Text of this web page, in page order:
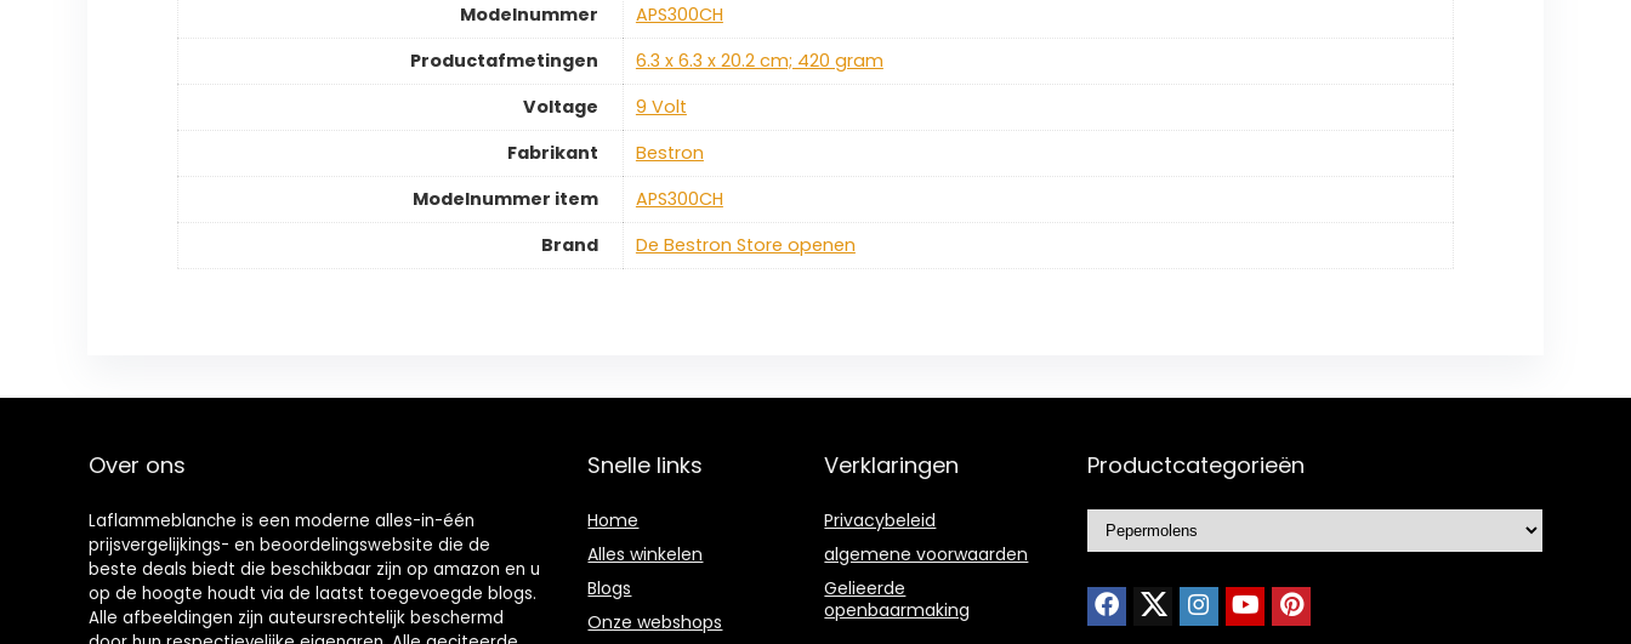
Modelnummer
‎APS300CH
Productafmetingen
‎6.3 x 6.3 x 20.2 cm; 420 gram
Voltage
‎9 Volt
Fabrikant
‎Bestron
Modelnummer item
‎APS300CH
Brand
De Bestron Store openen
Over ons
Laflammeblanche is een moderne alles-in-één
prijsvergelijkings- en beoordelingswebsite die de
beste deals biedt die beschikbaar zijn op amazon en u
op de hoogte houdt via de laatst toegevoegde blogs.
Alle afbeeldingen zijn auteursrechtelijk beschermd
Snelle links
Home
Alles winkelen
Blogs
Onze webshops
Verklaringen
Privacybeleid
algemene voorwaarden
Gelieerde
openbaarmaking
Productcategorieën